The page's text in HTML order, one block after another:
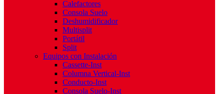
Calefactores
Consola Suelo
Deshumidificador
Multisplit
Portátil
Split
Equipos con Instalación
Cassette-Inst
Columna Vertical-Inst
Conducto-Inst
Consola Suelo-Inst